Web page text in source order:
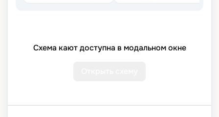
Схема кают доступна в модальном окне